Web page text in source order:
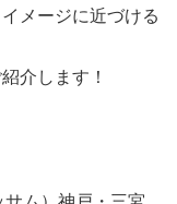
メージに近づける
介します！